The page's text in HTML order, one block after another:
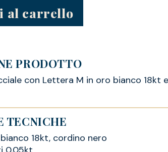
al carrello
PRODOTTO
con Lettera M in oro bianco 18kt
TECNICHE
18kt, cordino nero